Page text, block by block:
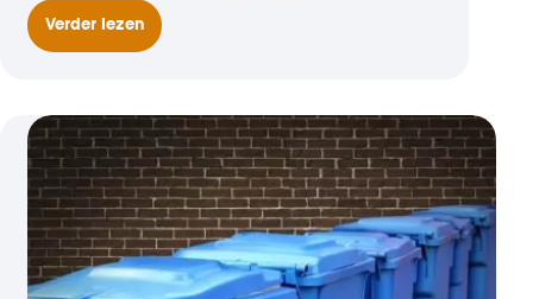
Verder lezen
Commissaris
boedeltekort